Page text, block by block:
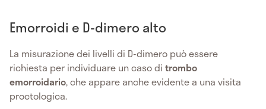
Emorroidi e D-dimero alto
La misurazione dei livelli di D-dimero può essere
richiesta per individuare un caso di trombo
emorroidario, che appare anche evidente a una visita
proctologica.